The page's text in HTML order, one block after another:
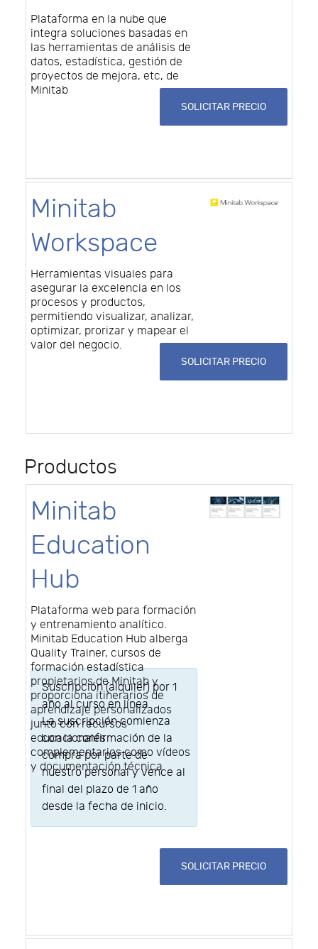
Plataforma en la nube que
integra soluciones basadas en
las herramientas de análisis de
datos, estadística, gestión de
proyectos de mejora, etc, de
Minitab
SOLICITAR PRECIO
Minitab
Workspace
Herramientas visuales para
asegurar la excelencia en los
procesos y productos,
permitiendo visualizar, analizar,
optimizar, prorizar y mapear el
valor del negocio.
SOLICITAR PRECIO
Productos
Minitab
Education
Hub
Plataforma web para formación
y entrenamiento analítico.
Minitab Education Hub alberga
Quality Trainer, cursos de
formación estadística
propietarios de Minitab y
proporciona itinerarios de
aprendizaje personalizados
junto con recursos
educacionales
complementarios como vídeos
y documentación técnica.
Suscripción (alquiler) por 1
año al curso en línea.
La suscripción comienza
con la confirmación de la
compra por parte de
nuestro personal y vence al
final del plazo de 1 año
desde la fecha de inicio.
SOLICITAR PRECIO